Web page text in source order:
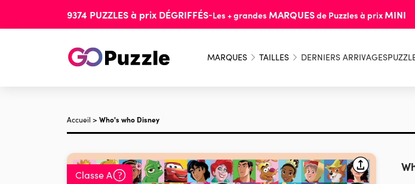
9374 PUZZLESà prix DÉGRIFFÉS-Les + grandes MARQUESde Puzzles à prix MINI
MARQUES TAILLES DERNIERS ARRIVAGES
Accueil > Who's who Disney
Classe A